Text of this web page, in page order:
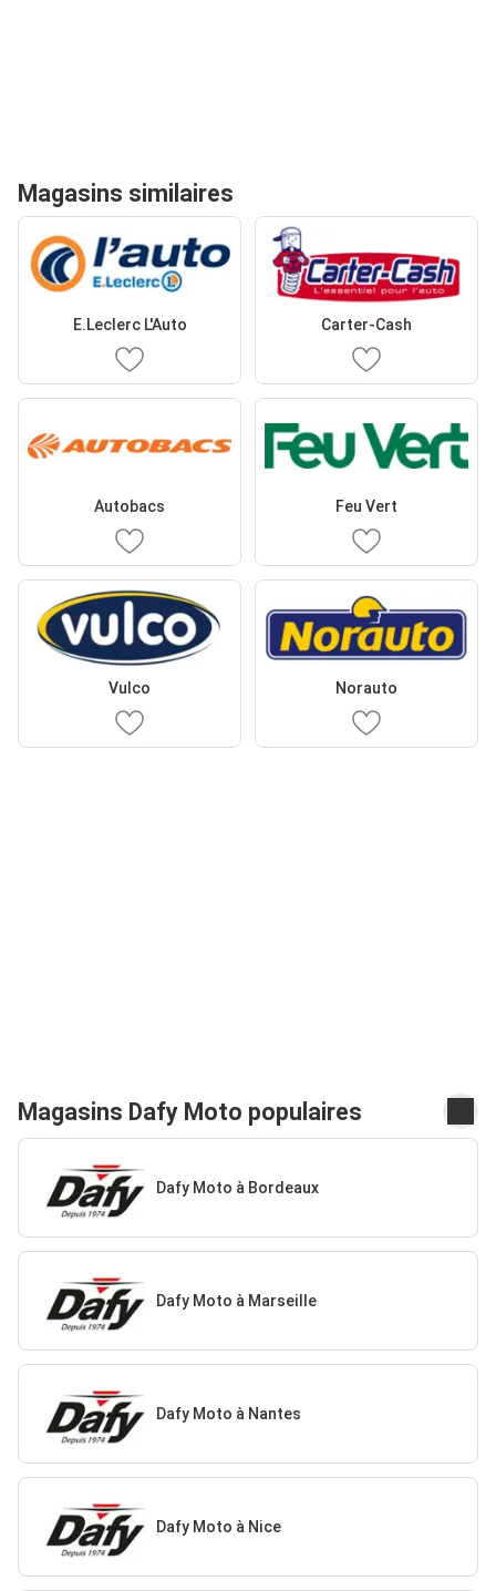
Magasins similaires
E.Leclerc L'Auto Carter-Cash
Autobacs Feu Vert
Vulco Norauto
Magasins Dafy Moto populaires
Dafy Moto à Bordeaux
Dafy Moto à Marseille
Dafy Moto à Nantes
Dafy Moto à Nice